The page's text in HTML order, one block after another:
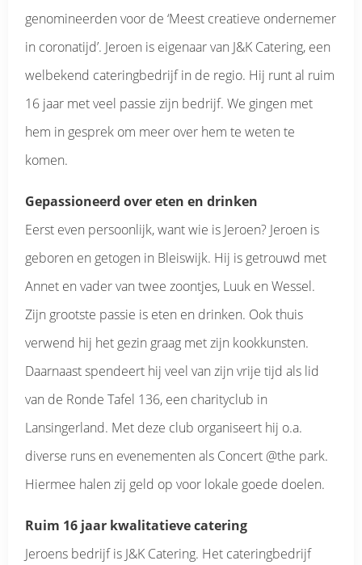
genomineerden voor de ‘Meest creatieve ondernemer
in coronatijd’. Jeroen is eigenaar van J&K Catering, een
welbekend cateringbedrijf in de regio. Hij runt al ruim
16 jaar met veel passie zijn bedrijf. We gingen met
hem in gesprek om meer over hem te weten te
komen.
Gepassioneerd over eten en drinken
Eerst even persoonlijk, want wie is Jeroen? Jeroen is
geboren en getogen in Bleiswijk. Hij is getrouwd met
Annet en vader van twee zoontjes, Luuk en Wessel.
Zijn grootste passie is eten en drinken. Ook thuis
verwend hij het gezin graag met zijn kookkunsten.
Daarnaast spendeert hij veel van zijn vrije tijd als lid
van de Ronde Tafel 136, een charityclub in
Lansingerland. Met deze club organiseert hij o.a.
diverse runs en evenementen als Concert @the park.
Hiermee halen zij geld op voor lokale goede doelen.
Ruim 16 jaar kwalitatieve catering
Jeroens bedrijf is J&K Catering. Het cateringbedrijf